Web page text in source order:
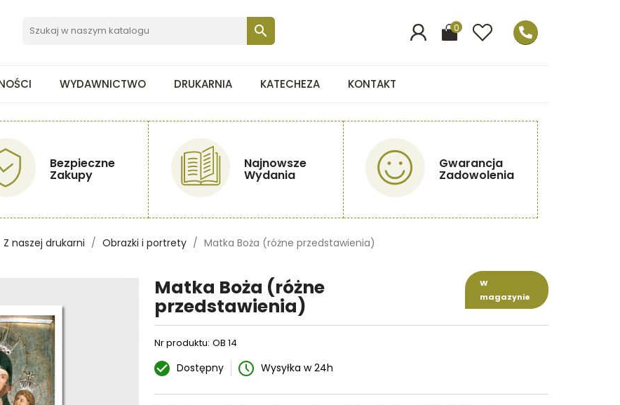
 0
WYDAWNICTWO DRUKARNIA KATECHEZA KONTAKT
Bezpieczne
Zakupy
Najnowsze
Wydania
Gwarancja
Zadowolenia
Z naszej drukarni Obrazki i portrety Matka Boża (różne przedstawienia)
Matka Boża (różne
przedstawienia)
W
magazynie
Nr produktu: OB 14
Dostępny Wysyłka w 24h